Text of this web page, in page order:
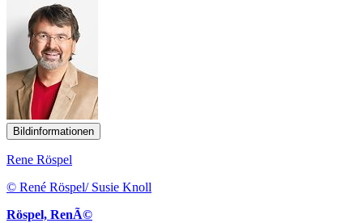
Bildinformationen
Rene Röspel
© René Röspel/ Susie Knoll
Röspel, RenÃ©